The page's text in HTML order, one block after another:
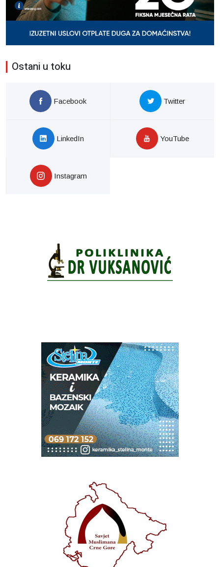
Ostani u toku
Facebook Twitter
LinkedIn YouTube
Instagram